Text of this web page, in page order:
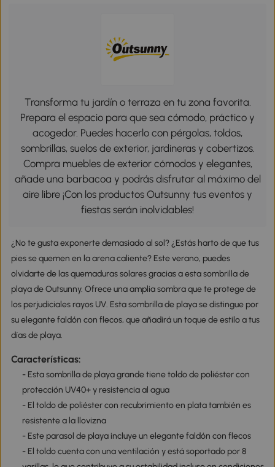
Transforma tu jardín o terraza en tu zona favorita.
Prepara el espacio para que sea cómodo, práctico y
acogedor. Puedes hacerlo con pérgolas, toldos,
sombrillas, suelos de exterior, jardineras y cobertizos.
Compra muebles de exterior cómodos y elegantes,
añade una barbacoa y podrás disfrutar al máximo del
aire libre ¡Con los productos Outsunny tus eventos y
fiestas serán inolvidables!
¿No te gusta exponerte demasiado al sol? ¿Estás harto de que tus
pies se quemen en la arena caliente? Este verano, puedes
olvidarte de las quemaduras solares gracias a esta sombrilla de
playa de Outsunny. Ofrece una amplia sombra que te protege de
los perjudiciales rayos UV. Esta sombrilla de playa se distingue por
su elegante faldón con flecos, que añadirá un toque de estilo a tus
días de playa.
Características:
- Esta sombrilla de playa grande tiene toldo de poliéster con
protección UV40+ y resistencia al agua
- El toldo de poliéster con recubrimiento en plata también es
resistente a la llovizna
- Este parasol de playa incluye un elegante faldón con flecos
- El toldo cuenta con una ventilación y está soportado por 8